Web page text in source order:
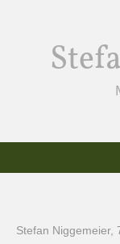
Stefan Niggemeier,